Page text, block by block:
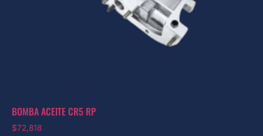
BOMBA ACEITE CR5 RP
$72,818